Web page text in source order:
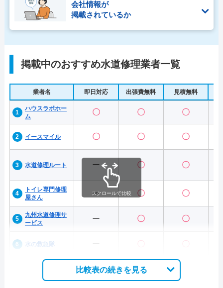
会社情報が
掲載されているか
掲載中のおすすめ水道修理業者一覧
業者名 即日対応 出張費無料 見積無料
ハウスラボホー
ム
〇 〇 〇
イースマイル 〇 〇 〇
水道修理ルート ー 〇 〇
トイレ専門修理
屋さん
ー 〇 〇
九州水道修理サ
ービス
ー 〇 〇
水の救急隊
スクロールで比較
比較表の続きを見る